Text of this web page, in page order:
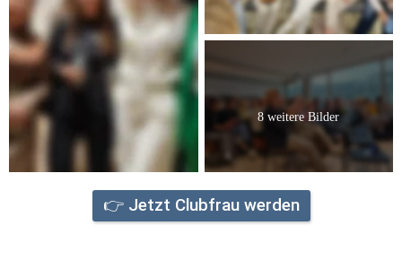
8 weitere Bilder
👉 Jetzt Clubfrau werden